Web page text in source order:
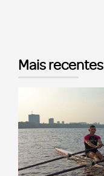
Mais recentes